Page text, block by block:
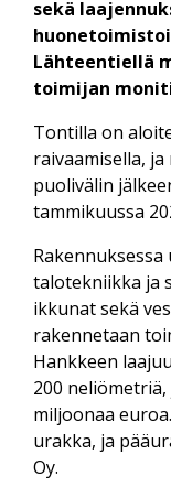
sekä
Lähteentiellä
toimijan
Tontilla on
raivaamisella,
puolivälin
tammikuussa
talotekniikka ja
ikkunat sekä
rakennetaan
Hankkeen
200
miljoonaa
urakka, ja
Oy.